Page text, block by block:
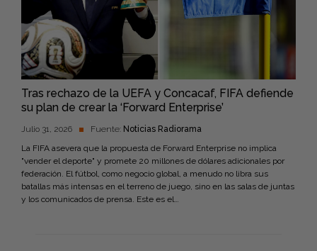
Tras rechazo de la UEFA y Concacaf, FIFA defiende
su plan de crear la ‘Forward Enterprise’
Julio 31, 2026 Fuente: Noticias Radiorama
La FIFA asevera que la propuesta de Forward Enterprise no implica
"vender el deporte" y promete 20 millones de dólares adicionales por
federación. El fútbol, como negocio global, a menudo no libra sus
batallas más intensas en el terreno de juego, sino en las salas de juntas
y los comunicados de prensa. Este es el…